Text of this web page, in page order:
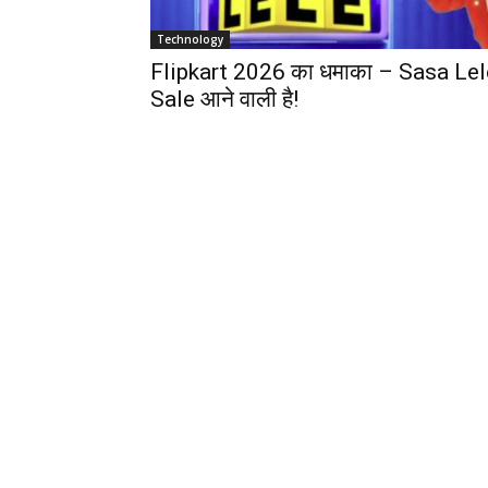
Technology
Flipkart 2026 का धमाका – Sasa
Sale आने वाली है!